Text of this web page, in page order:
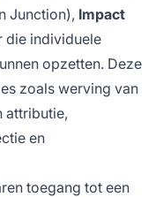
Junction), Impact
die individuele
opzetten. Deze
zoals werving van
attributie,
en
toegang tot een